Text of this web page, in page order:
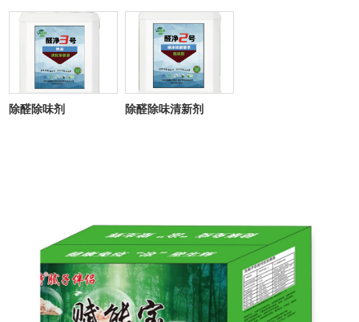
碧”“5A森林生态氧吧”等产品系列。让用户轻松享受新
技术、新材料、新科技带来的全新生活体验，拥有优
质产品带来的强大安全感。
公司宗旨
让用户感动的产品。
团队理念
目标同向，负重领先，默契信任，风险共担。
人才理念
除醛除味剂 除醛除味清新剂